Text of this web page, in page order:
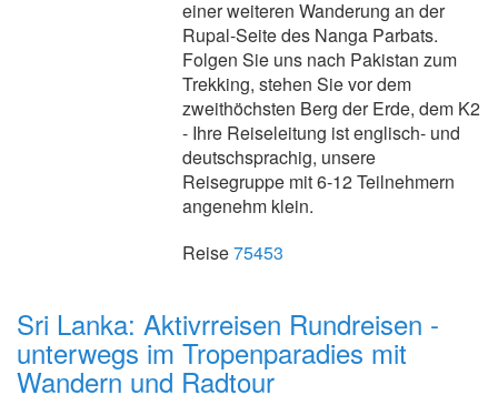
einer weiteren Wanderung an der
Rupal-Seite des Nanga Parbats.
Folgen Sie uns nach Pakistan zum
Trekking, stehen Sie vor dem
zweithöchsten Berg der Erde, dem K2
- Ihre Reiseleitung ist englisch- und
deutschsprachig, unsere
Reisegruppe mit 6-12 Teilnehmern
angenehm klein.
Reise75453
Sri Lanka: Aktivrreisen Rundreisen -
unterwegs im Tropenparadies mit
Wandern und Radtour